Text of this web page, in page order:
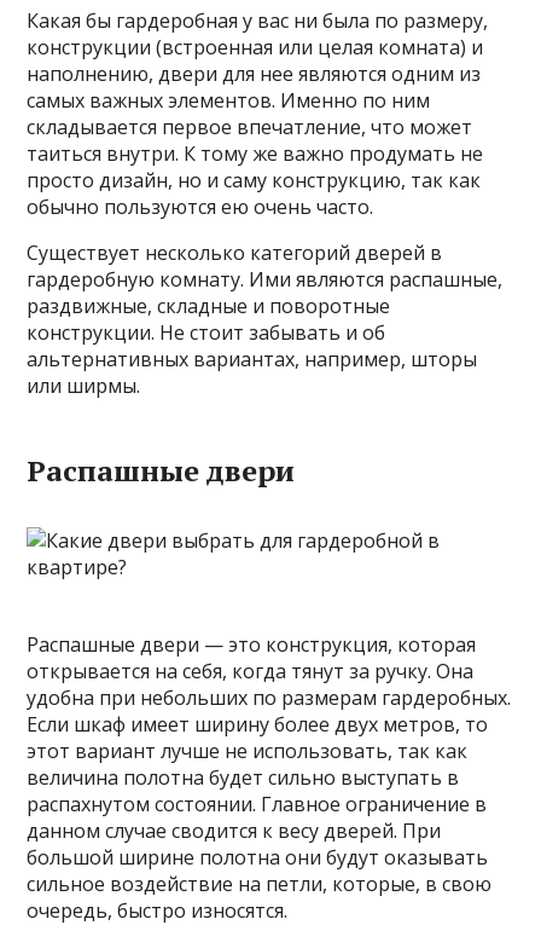
Какая бы гардеробная у вас ни была по размеру,
конструкции (встроенная или целая комната) и
наполнению, двери для нее являются одним из
самых важных элементов. Именно по ним
складывается первое впечатление, что может
таиться внутри. К тому же важно продумать не
просто дизайн, но и саму конструкцию, так как
обычно пользуются ею очень часто.
Существует несколько категорий дверей в
гардеробную комнату. Ими являются распашные,
раздвижные, складные и поворотные
конструкции. Не стоит забывать и об
альтернативных вариантах, например, шторы
или ширмы.
Распашные двери
Распашные двери — это конструкция, которая
открывается на себя, когда тянут за ручку. Она
удобна при небольших по размерам гардеробных.
Если шкаф имеет ширину более двух метров, то
этот вариант лучше не использовать, так как
величина полотна будет сильно выступать в
распахнутом состоянии. Главное ограничение в
данном случае сводится к весу дверей. При
большой ширине полотна они будут оказывать
сильное воздействие на петли, которые, в свою
очередь, быстро износятся.